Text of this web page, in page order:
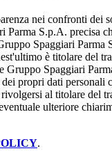
nei confronti dei
Parma S.p.A. precisa
Spaggiari Parma
è titolare del
Gruppo Spaggiari
propri dati personali
al titolare del
ulteriore
.